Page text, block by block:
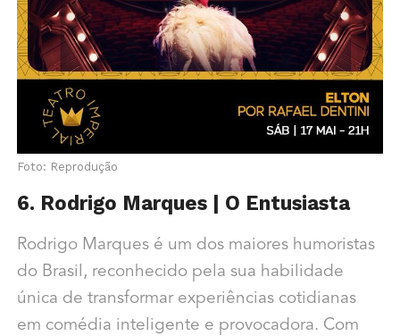
Foto: Reprodução
6. Rodrigo Marques | O Entusiasta
Rodrigo Marques é um dos maiores humoristas
do Brasil, reconhecido pela sua habilidade
única de transformar experiências cotidianas
em comédia inteligente e provocadora. Com